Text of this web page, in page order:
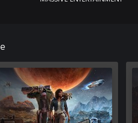
account, Microsoft Account and
required to access online